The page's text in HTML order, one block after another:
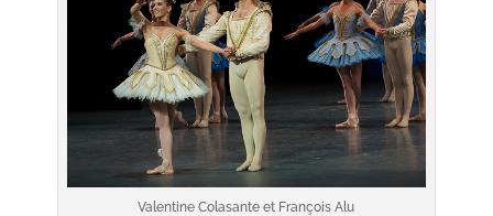
Valentine Colasante et François Alu